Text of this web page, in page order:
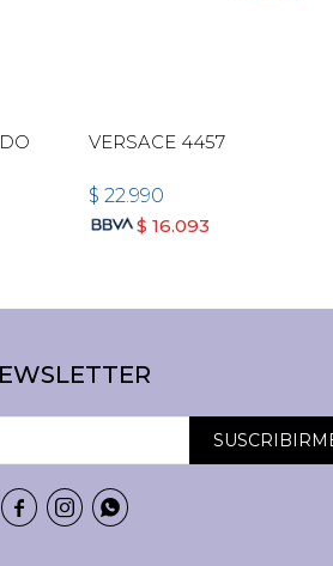
VERSACE 4457
$ 22.990
$ 16.093
  